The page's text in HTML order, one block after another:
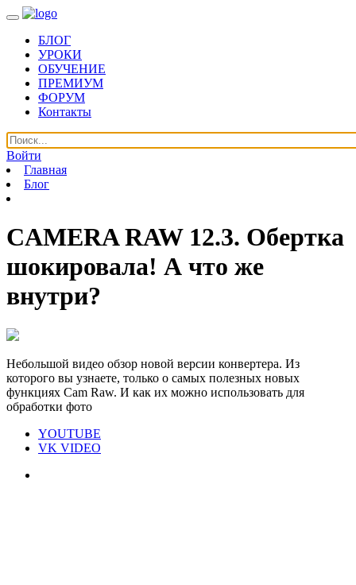
БЛОГ
УРОКИ
ОБУЧЕНИЕ
ПРЕМИУМ
ФОРУМ
Контакты
Войти
Главная
Блог
CAMERA RAW 12.3. Обертка
шокировала! А что же
внутри?
Небольшой видео обзор новой версии конвертера. Из
которого вы узнаете, только о самых полезных новых
функциях Cam Raw. И как их можно использовать для
обработки фото
YOUTUBE
VK VIDEO